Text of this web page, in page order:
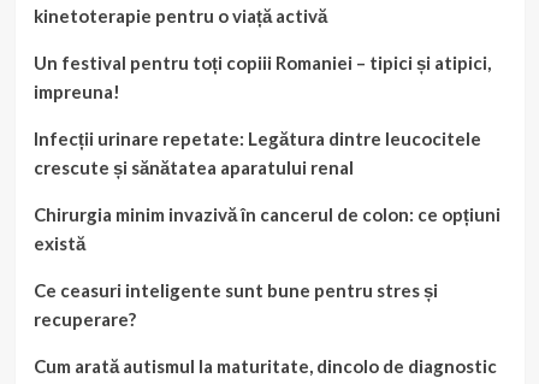
kinetoterapie pentru o viață activă
Un festival pentru toți copiii Romaniei – tipici și atipici,
impreuna!
Infecții urinare repetate: Legătura dintre leucocitele
crescute și sănătatea aparatului renal
Chirurgia minim invazivă în cancerul de colon: ce opțiuni
există
Ce ceasuri inteligente sunt bune pentru stres și
recuperare?
Cum arată autismul la maturitate, dincolo de diagnostic